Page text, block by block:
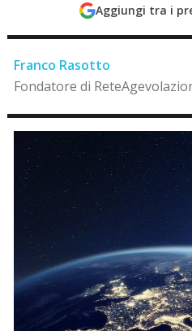
Aggiungi tra i
Franco Rasotto
Fondatore di